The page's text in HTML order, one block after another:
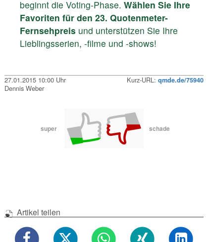
beginnt die Voting-Phase. Wählen Sie Ihre
Favoriten für den 23. Quotenmeter-
Fernsehpreis und unterstützen Sie Ihre
Lieblingsserien, -filme und -shows!
27.01.2015 10:00 Uhr Kurz-URL: qmde.de/75940
Dennis Weber
super schade
Artikel teilen